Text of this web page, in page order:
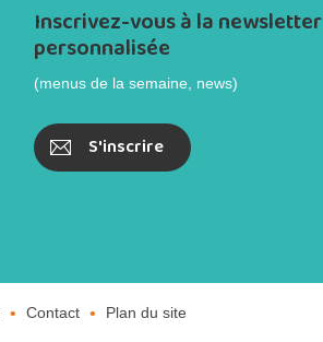
Inscrivez-vous à la newsletter
personnalisée
(menus de la semaine, news)
S'inscrire
Contact Plan du site